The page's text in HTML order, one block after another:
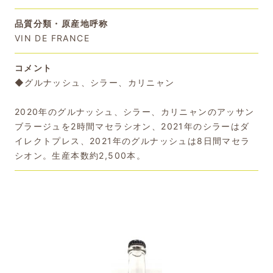
品質分類・原産地呼称
VIN DE FRANCE
コメント
◆グルナッシュ、シラー、カリニャン
2020年のグルナッシュ、シラー、カリニャンのアッサン
ブラージュを2時間マセラシオン、2021年のシラーはダ
イレクトプレス、2021年のグルナッシュは8日間マセラ
シオン。生産本数約2,500本。